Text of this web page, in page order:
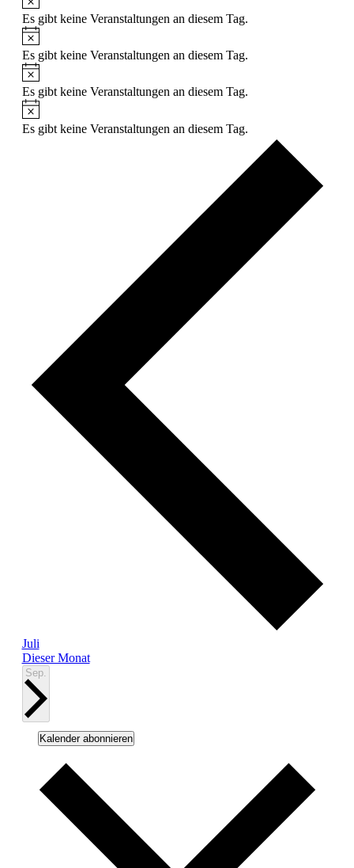
Es gibt keine Veranstaltungen an diesem Tag.
Es gibt keine Veranstaltungen an diesem Tag.
Es gibt keine Veranstaltungen an diesem Tag.
Es gibt keine Veranstaltungen an diesem Tag.
Juli
Dieser Monat
Sep.
Kalender abonnieren